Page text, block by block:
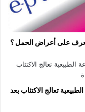
على أعراض الحمل ؟
تعالج الاكتئاب بعد